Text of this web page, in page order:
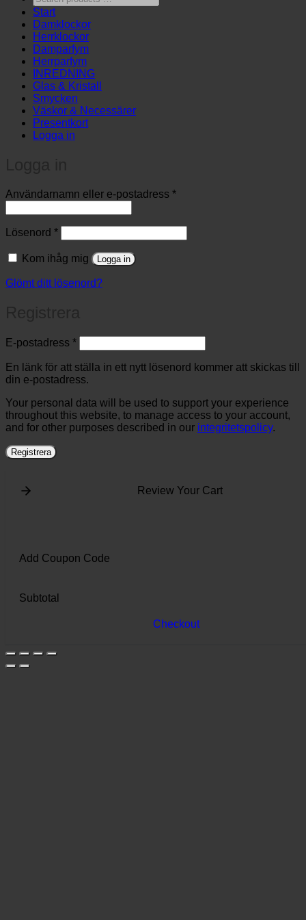
products
…
Start
Damklockor
Herrklockor
Damparfym
Herrparfym
INREDNING
Glas & Kristall
Smycken
Väskor & Necessärer
Presentkort
Logga in
Användarnamn eller e-postadress *Obligatoriskt
Lösenord *Obligatoriskt
Kom ihåg mig Logga in
Glömt ditt lösenord?
E-postadress *Obligatoriskt
En länk för att ställa in ett nytt lösenord kommer att skickas till
din e-postadress.
Your personal data will be used to support your experience
throughout this website, to manage access to your account,
and for other purposes described in our integritetspolicy.
Registrera
Review Your Cart
Add Coupon Code
Subtotal
Checkout